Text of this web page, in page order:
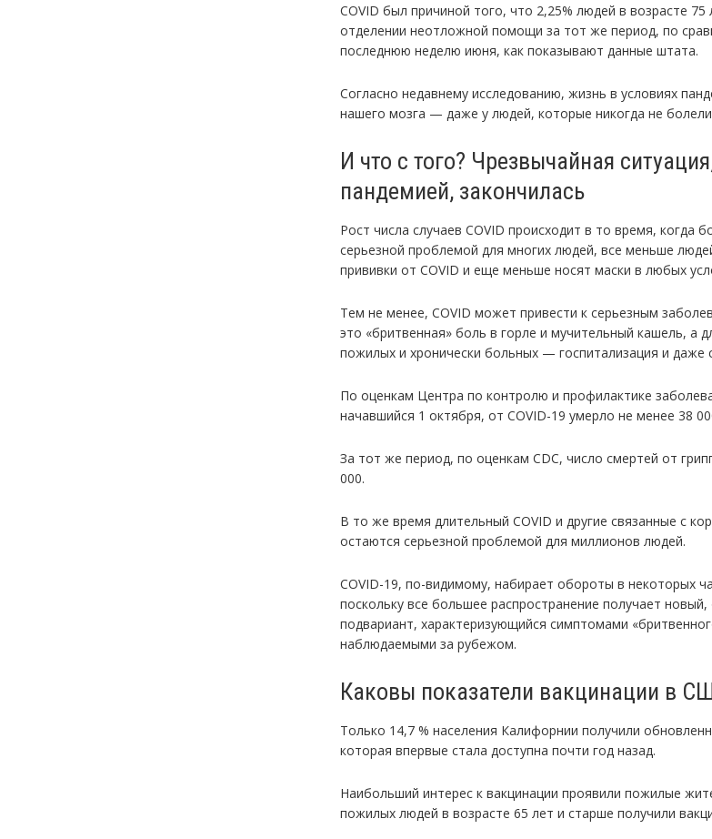
COVID был причиной того, что 2,25% людей в возрасте 75
отделении неотложной помощи за тот же период, по
последнюю неделю июня, как показывают данные штата.
Согласно недавнему исследованию, жизнь в условиях
нашего мозга — даже у людей, которые никогда не болели
И что с того? Чрезвычайная
пандемией, закончилась
Рост числа случаев COVID происходит в то время, когда
серьезной проблемой для многих людей, все меньше
прививки от COVID и еще меньше носят маски в любых
Тем не менее, COVID может привести к серьезным
это «бритвенная» боль в горле и мучительный кашель, а
пожилых и хронически больных — госпитализация и даже
По оценкам Центра по контролю и профилактике
начавшийся 1 октября, от COVID-19 умерло не менее 38
За тот же период, по оценкам CDC, число смертей от
000.
В то же время длительный COVID и другие связанные с
остаются серьезной проблемой для миллионов людей.
COVID-19, по-видимому, набирает обороты в некоторых
поскольку все большее распространение получает новый,
подвариант, характеризующийся симптомами
наблюдаемыми за рубежом.
Каковы показатели вакцинации в
Только 14,7 % населения Калифорнии получили
которая впервые стала доступна почти год назад.
Наибольший интерес к вакцинации проявили пожилые
пожилых людей в возрасте 65 лет и старше получили